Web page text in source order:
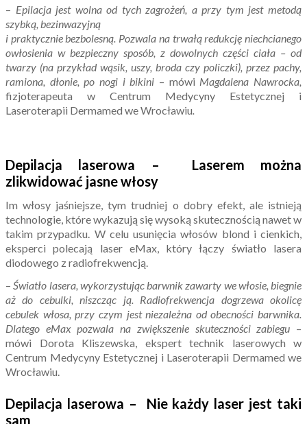
– Epilacja jest wolna od tych zagrożeń, a przy tym jest metodą
szybką, bezinwazyjną
i praktycznie bezbolesną. Pozwala na trwałą redukcję niechcianego
owłosienia w bezpieczny sposób, z dowolnych części ciała – od
twarzy (na przykład wąsik, uszy, broda czy policzki), przez pachy,
ramiona, dłonie, po nogi i bikini – mówi Magdalena Nawrocka,
fizjoterapeuta w Centrum Medycyny Estetycznej i
Laseroterapii Dermamed we Wrocławiu.
Depilacja laserowa – Laserem można
zlikwidować jasne włosy
Im włosy jaśniejsze, tym trudniej o dobry efekt, ale istnieją
technologie, które wykazują się wysoką skutecznością nawet w
takim przypadku. W celu usunięcia włosów blond i cienkich,
eksperci polecają laser eMax, który łączy światło lasera
diodowego z radiofrekwencją.
–Światło lasera, wykorzystując barwnik zawarty we włosie, biegnie
aż do cebulki, niszcząc ją. Radiofrekwencja dogrzewa okolicę
cebulek włosa, przy czym jest niezależna od obecności barwnika.
Dlatego eMax pozwala na zwiększenie skuteczności zabiegu –
mówi Dorota Kliszewska, ekspert technik laserowych w
Centrum Medycyny Estetycznej i Laseroterapii Dermamed we
Wrocławiu.
Depilacja laserowa – Nie każdy laser jest taki
sam